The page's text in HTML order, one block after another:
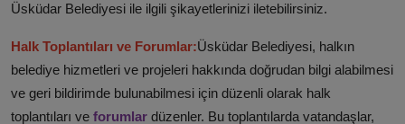
Üsküdar Belediyesi ile ilgili şikayetlerinizi iletebilirsiniz.
Halk Toplantıları ve Forumlar:Üsküdar Belediyesi, halkın
belediye hizmetleri ve projeleri hakkında doğrudan bilgi alabilmesi
ve geri bildirimde bulunabilmesi için düzenli olarak halk
toplantıları ve forumlar düzenler. Bu toplantılarda vatandaşlar,